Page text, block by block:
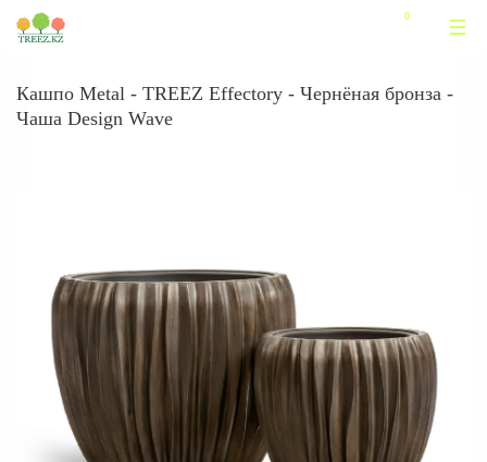
Кашпо Metal - TREEZ Effectory - Чернёная бронза -
Чаша Design Wave